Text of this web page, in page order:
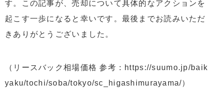
す。この記事が、売却について具体的なアクションを
起こす一歩になると幸いです。最後までお読みいただ
きありがとうございました。
（リースバック相場価格 参考：https://suumo.jp/baik
yaku/tochi/soba/tokyo/sc_higashimurayama/）